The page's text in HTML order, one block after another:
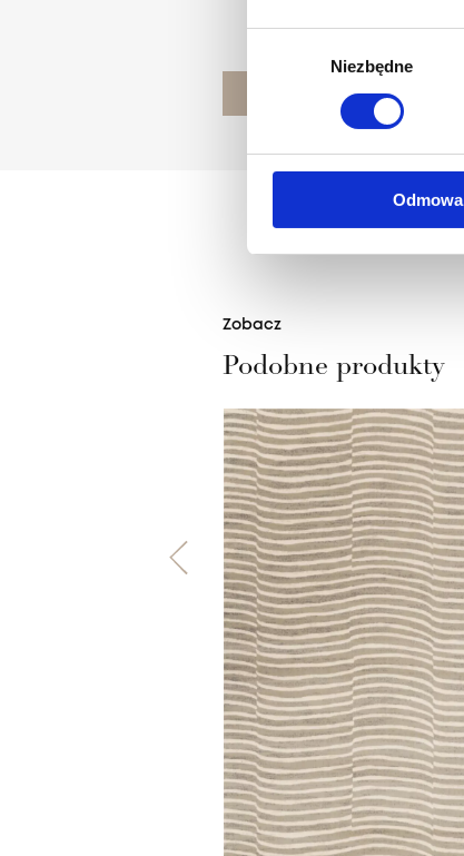
zgody
Niezbędne
Odmowa
POZNAJ PROJEKTANTA
Zobacz
Podobne produkty